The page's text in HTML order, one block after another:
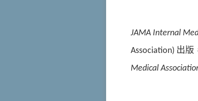
JAMA Internal
Association) 出
Medical